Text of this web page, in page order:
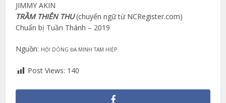
JIMMY AKIN
TRẦM THIÊN THU (chuyển ngữ từ NCRegister.com)
Chuẩn bị Tuần Thánh – 2019
Nguồn: HỘI DÒNG ĐA MINH TAM HIỆP
Post Views: 140